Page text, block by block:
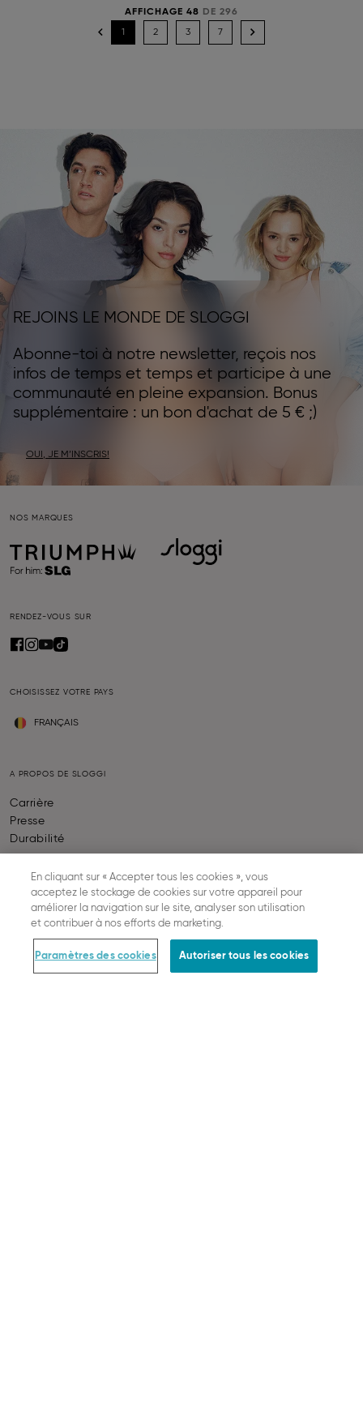
AFFICHAGE 48 DE 296
1 2 3 7
REJOINS LE MONDE DE SLOGGI
Abonne-toi à notre newsletter, reçois nos
infos de temps et temps et participe à une
communauté en pleine expansion. Bonus
supplémentaire : un bon d'achat de 5 € ;)
OUI, JE M’INSCRIS!
NOS MARQUES
RENDEZ-VOUS SUR
CHOISISSEZ VOTRE PAYS
FRANÇAIS
A PROPOS DE SLOGGI
Carrière
Presse
Durabilité
AIDE & INFORMATION
Contactez-nous
SLOGGI ABC
En cliquant sur « Accepter tous les cookies », vous
acceptez le stockage de cookies sur votre appareil pour
améliorer la navigation sur le site, analyser son utilisation
et contribuer à nos efforts de marketing.
Paramètres des cookies Autoriser tous les cookies